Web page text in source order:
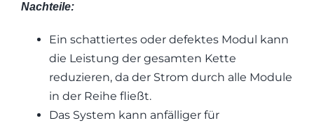
Nachteile:
Ein schattiertes oder defektes Modul kann
die Leistung der gesamten Kette
reduzieren, da der Strom durch alle Module
in der Reihe fließt.
Das System kann anfälliger für